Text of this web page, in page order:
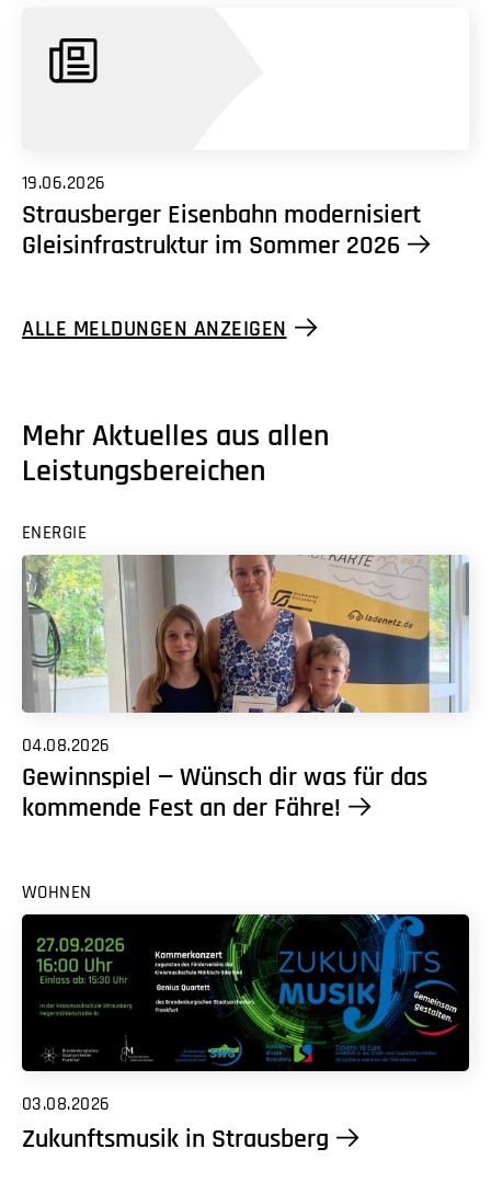
19.06.2026
Strausberger Eisenbahn modernisiert
Gleisinfrastruktur im Sommer 2026
ALLE MELDUNGEN ANZEIGEN
Mehr Aktuelles aus allen
Leistungsbereichen
ENERGIE
04.08.2026
Gewinnspiel — Wünsch dir was für das
kommende Fest an der Fähre!
WOHNEN
03.08.2026
Zukunftsmusik in Strausberg